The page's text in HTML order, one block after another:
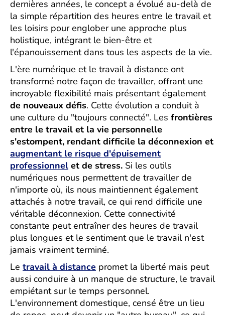
dernières années, le concept a évolué au-delà de
la simple répartition des heures entre le travail et
les loisirs pour englober une approche plus
holistique, intégrant le bien-être et
l'épanouissement dans tous les aspects de la vie.
L'ère numérique et le travail à distance ont
transformé notre façon de travailler, offrant une
incroyable flexibilité mais présentant également
de nouveaux défis. Cette évolution a conduit à
une culture du "toujours connecté". Les frontières
entre le travail et la vie personnelle
s'estompent, rendant difficile la déconnexion et
augmentant le risque d'épuisement
professionnel et de stress. Si les outils
numériques nous permettent de travailler de
n'importe où, ils nous maintiennent également
attachés à notre travail, ce qui rend difficile une
véritable déconnexion. Cette connectivité
constante peut entraîner des heures de travail
plus longues et le sentiment que le travail n'est
jamais vraiment terminé.
Le travail à distance promet la liberté mais peut
aussi conduire à un manque de structure, le travail
empiétant sur le temps personnel.
L'environnement domestique, censé être un lieu